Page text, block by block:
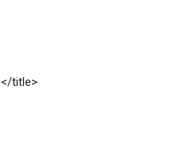
title>